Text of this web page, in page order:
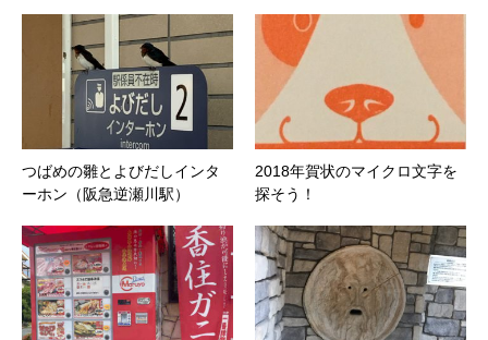
つばめの雛とよびだしインタ
ーホン（阪急逆瀬川駅）
2018年賀状のマイクロ文字を
探そう！